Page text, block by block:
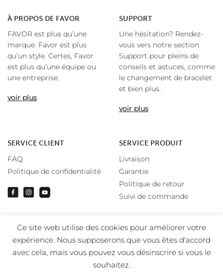
À PROPOS DE FAVOR
FAVOR est plus qu’une
marque. Favor est plus
qu’un style. Certes, Favor
est plus qu’une équipe ou
une entreprise.
voir plus
SUPPORT
Une hésitation? Rendez-
vous vers notre section
Support pour pleins de
conseils et astuces, comme
le changement de bracelet
et bien plus.
voir plus
SERVICE CLIENT
FAQ
Politique de confidentialité
SERVICE PRODUIT
Livraison
Garantie
Politique de retour
Suivi de commande
Ce site web utilise des cookies pour améliorer votre
expérience. Nous supposerons que vous êtes d'accord
avec cela, mais vous pouvez vous désinscrire si vous le
souhaitez.